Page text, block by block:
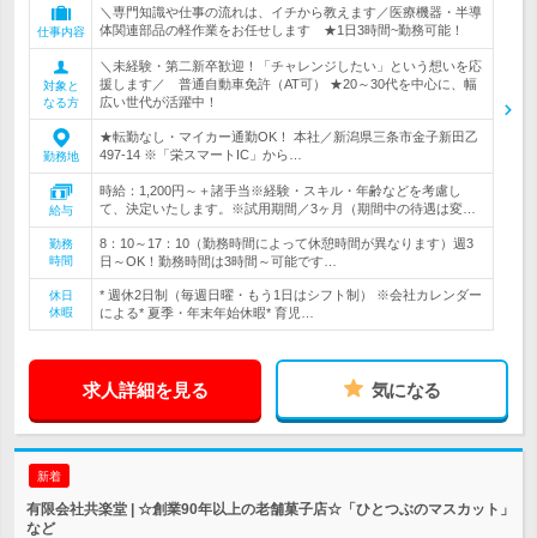
仕事内容
＼専門知識や仕事の流れは、イチから教えます／医療機器・半導
体関連部品の軽作業をお任せします ★1日3時間~勤務可能！
対象と
なる方
＼未経験・第二新卒歓迎！「チャレンジしたい」という想いを応
援します／ 普通自動車免許（AT可） ★20～30代を中心に、幅
広い世代が活躍中！
勤務地
★転勤なし・マイカー通勤OK！ 本社／新潟県三条市金子新田乙
497-14 ※「栄スマートIC」から…
給与
時給：1,200円～＋諸手当※経験・スキル・年齢などを考慮し
て、決定いたします。※試用期間／3ヶ月（期間中の待遇は変…
勤務
時間
8：10～17：10（勤務時間によって休憩時間が異なります）週3
日～OK！勤務時間は3時間～可能です…
休日
休暇
* 週休2日制（毎週日曜・もう1日はシフト制） ※会社カレンダー
による* 夏季・年末年始休暇* 育児…
求人詳細を見る 気になる
新着
有限会社共楽堂 | ☆創業90年以上の老舗菓子店☆「ひとつぶのマスカット」
など